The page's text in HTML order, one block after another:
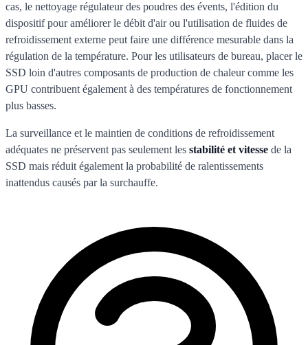
cas, le nettoyage régulateur des poudres des évents, l'édition du
dispositif pour améliorer le débit d'air ou l'utilisation de fluides de
refroidissement externe peut faire une différence mesurable dans la
régulation de la température. Pour les utilisateurs de bureau, placer le
SSD loin d'autres composants de production de chaleur comme les
GPU contribuent également à des températures de fonctionnement
plus basses.
La surveillance et le maintien de conditions de refroidissement
adéquates ne préservent pas seulement les stabilité et vitesse de la
SSD mais réduit également la probabilité de ralentissements
inattendus causés par la surchauffe.